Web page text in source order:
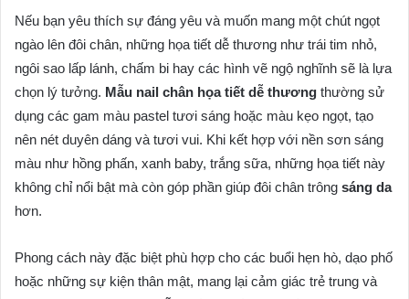
Nếu bạn yêu thích sự đáng yêu và muốn mang một chút ngọt
ngào lên đôi chân, những họa tiết dễ thương như trái tim nhỏ,
ngôi sao lấp lánh, chấm bi hay các hình vẽ ngộ nghĩnh sẽ là lựa
chọn lý tưởng. Mẫu nail chân họa tiết dễ thương thường sử
dụng các gam màu pastel tươi sáng hoặc màu kẹo ngọt, tạo
nên nét duyên dáng và tươi vui. Khi kết hợp với nền sơn sáng
màu như hồng phấn, xanh baby, trắng sữa, những họa tiết này
không chỉ nổi bật mà còn góp phần giúp đôi chân trông sáng da
hơn.
Phong cách này đặc biệt phù hợp cho các buổi hẹn hò, dạo phố
hoặc những sự kiện thân mật, mang lại cảm giác trẻ trung và